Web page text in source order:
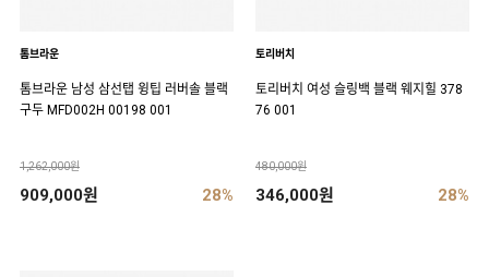
톰브라운
톰브라운 남성 삼선탭 윙팁 러버솔 블랙
구두 MFD002H 00198 001
1,262,000원
909,000원 28%
토리버치
토리버치 여성 슬링백 블랙 웨지힐 378
76 001
480,000원
346,000원 28%